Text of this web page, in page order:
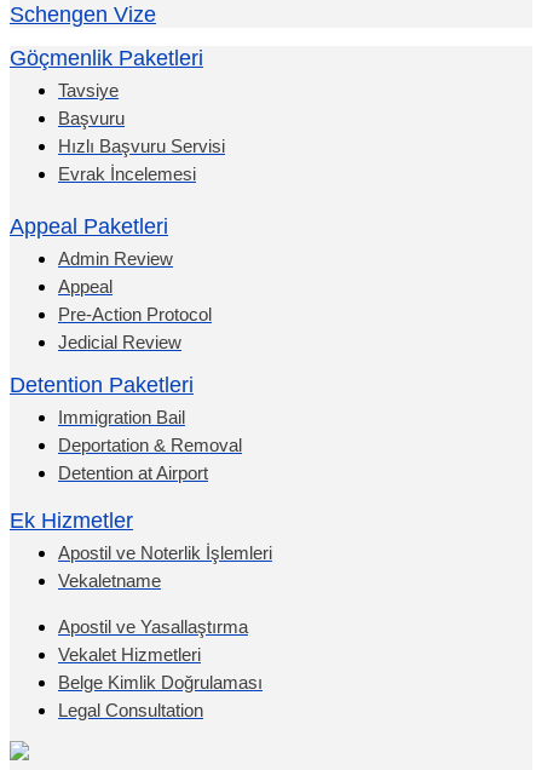
Schengen Vize
Göçmenlik Paketleri
Tavsiye
Başvuru
Hızlı Başvuru Servisi
Evrak İncelemesi
Appeal Paketleri
Admin Review
Appeal
Pre-Action Protocol
Jedicial Review
Detention Paketleri
Immigration Bail
Deportation & Removal
Detention at Airport
Ek Hizmetler
Apostil ve Noterlik İşlemleri
Vekaletname
Apostil ve Yasallaştırma
Vekalet Hizmetleri
Belge Kimlik Doğrulaması
Legal Consultation